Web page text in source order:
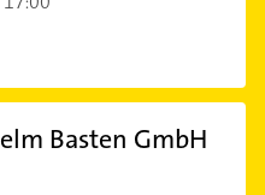
Basten GmbH